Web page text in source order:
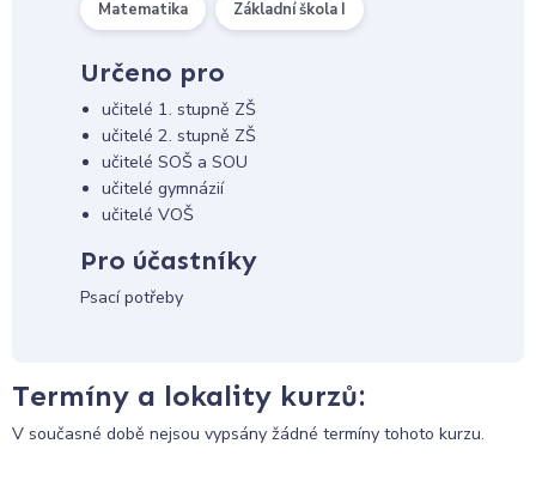
Matematika Základní škola I
Určeno pro
učitelé 1. stupně ZŠ
učitelé 2. stupně ZŠ
učitelé SOŠ a SOU
učitelé gymnázií
učitelé VOŠ
Pro účastníky
Psací potřeby
Termíny a lokality kurzů:
V současné době nejsou vypsány žádné termíny tohoto kurzu.